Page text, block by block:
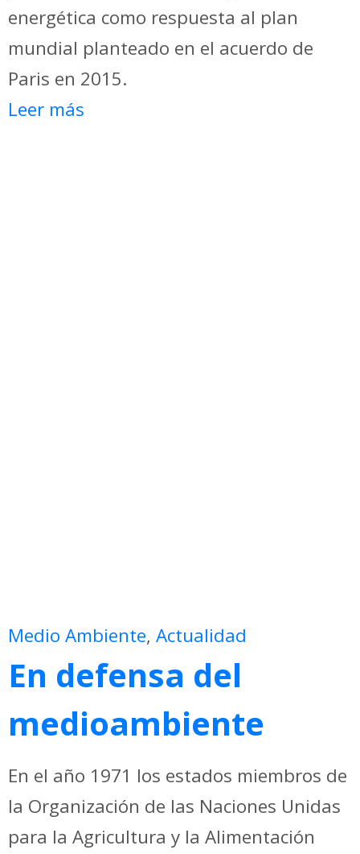
energética como respuesta al plan
mundial planteado en el acuerdo de
Paris en 2015.
Leer más
Medio Ambiente, Actualidad
En defensa del
medioambiente
En el año 1971 los estados miembros de
la Organización de las Naciones Unidas
para la Agricultura y la Alimentación